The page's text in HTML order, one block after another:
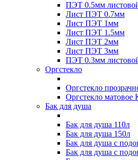
ПЭТ 0.5мм
Лист ПЭТ 0.7мм
Лист ПЭТ 1мм
Лист ПЭТ 1.5мм
Лист ПЭТ 2мм
Лист ПЭТ 3мм
ПЭТ 0.3мм
Оргстекло
Оргстекло
Оргстекло матовое
Бак для душа
Бак для душа 110л
Бак для душа 150л
Бак для душа с
Бак для душа с